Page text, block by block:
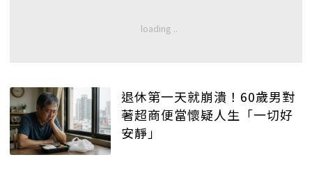
退休第一天就崩潰！60歲男對
著超商便當懷疑人生「一切好
安靜」